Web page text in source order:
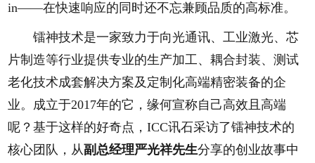
in——在快速响应的同时还不忘兼顾品质的高标准。
镭神技术是一家致力于向光通讯、工业激光、芯
片制造等行业提供专业的生产加工、耦合封装、测试
老化技术成套解决方案及定制化高端精密装备的企
业。成立于2017年的它，缘何宣称自己高效且高端
呢？基于这样的好奇点，ICC讯石采访了镭神技术的
核心团队，从副总经理严光祥先生分享的创业故事中